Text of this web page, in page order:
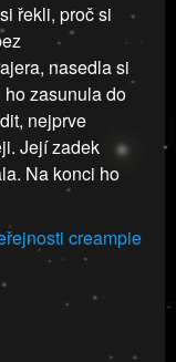
řekli, proč si
nasedla si
zasunula do
nejprve
Její zadek
Na konci ho
creampie